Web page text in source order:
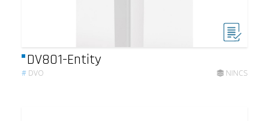
DV801-Entity
# DVO NINCS